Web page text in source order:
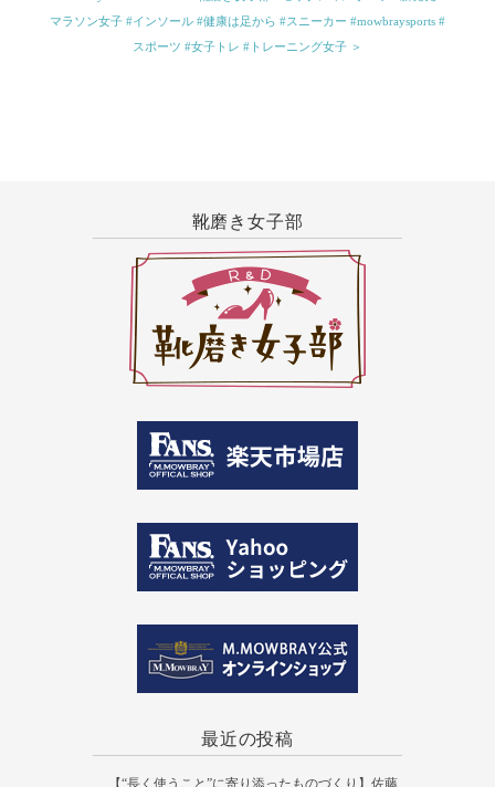
マラソン女子 #インソール #健康は足から #スニーカー #mowbraysports #
スポーツ #女子トレ #トレーニング女子 ＞
靴磨き女子部
最近の投稿
【“長く使うこと”に寄り添ったものづくり】佐藤